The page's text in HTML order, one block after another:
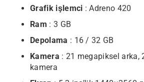
Grafik işlemci : Adreno 420
Ram : 3 GB
Depolama : 16 / 32 GB
Kamera : 21 megapiksel arka,
kamera